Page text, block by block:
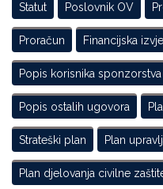
Statut Poslovnik OV
Proračun Financijska
Popis korisnika
Popis ostalih ugovora
Strateški plan Plan
Plan djelovanja civilne